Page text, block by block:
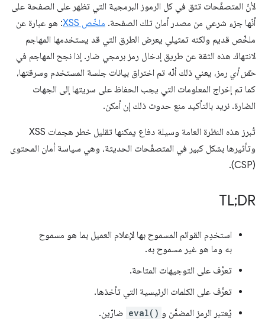
لأنّ المتصفّحات تثق في كل الرموز البرمجية التي تظهر على الصفحة على
أنّها جزء شرعي من مصدر أمان تلك الصفحة. ملخّص XSS
: هو عبارة عن
ملخّص قديم ولكنه تمثيلي يعرض الطرق التي قد يستخدمها المهاجم
لانتهاك هذه الثقة عن طريق إدخال رمز برمجي ضار. إذا نجح المهاجم في
حقن أي رمز، يعني ذلك أنّه تم اختراق بيانات جلسة المستخدم وسرقتها،
كما تم إخراج المعلومات التي يجب الحفاظ على سريتها إلى الجهات
الضارة. نريد بالتأكيد منع حدوث ذلك إن أمكن.
تُبرز هذه النظرة العامة وسيلة دفاع يمكنها تقليل خطر هجمات XSS
وتأثيرها بشكل كبير في المتصفّحات الحديثة، وهي سياسة أمان المحتوى
(CSP).
TL;DR
استخدِم القوائم المسموح بها لإعلام العميل بما هو مسموح
به وما هو غير مسموح به.
تعرَّف على التوجيهات المتاحة.
تعرَّف على الكلمات الرئيسية التي تأخذها.
يُعتبر الرمز المضمَّن و eval() ضارّين.